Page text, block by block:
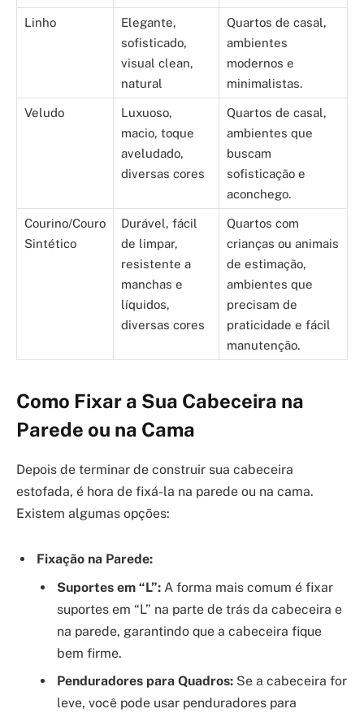
Linho
Elegante,
sofisticado,
visual clean,
natural
Quartos de casal,
ambientes
modernos e
minimalistas.
Veludo
Luxuoso,
macio, toque
aveludado,
diversas cores
Quartos de casal,
ambientes que
buscam
sofisticação e
aconchego.
Courino/Couro
Sintético
Durável, fácil
de limpar,
resistente a
manchas e
líquidos,
diversas cores
Quartos com
crianças ou animais
de estimação,
ambientes que
precisam de
praticidade e fácil
manutenção.
Como Fixar a Sua Cabeceira na
Parede ou na Cama
Depois de terminar de construir sua cabeceira
estofada, é hora de fixá-la na parede ou na cama.
Existem algumas opções:
Fixação na Parede:
Suportes em “L”: A forma mais comum é fixar
suportes em “L” na parte de trás da cabeceira e
na parede, garantindo que a cabeceira fique
bem firme.
Penduradores para Quadros: Se a cabeceira for
leve, você pode usar penduradores para